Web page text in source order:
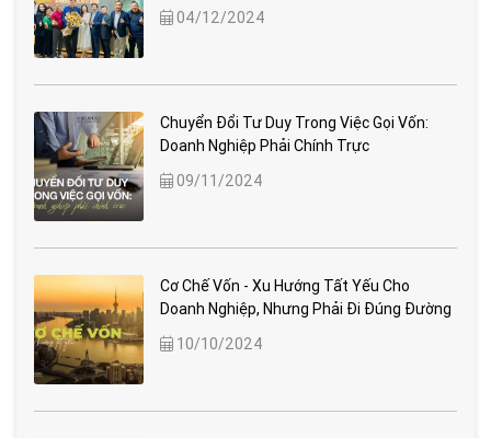
04/12/2024
Chuyển Đổi Tư Duy Trong Việc Gọi Vốn:
Doanh Nghiệp Phải Chính Trực
09/11/2024
Cơ Chế Vốn - Xu Hướng Tất Yếu Cho
Doanh Nghiệp, Nhưng Phải Đi Đúng Đường
10/10/2024